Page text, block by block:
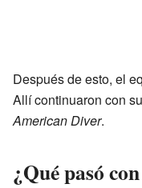
Después de esto, el
Allí continuaron con
American Diver.
¿Qué pasó